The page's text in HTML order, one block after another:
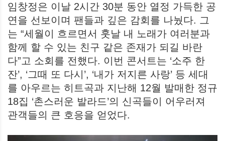
임창정은 이날 2시간 30분 동안 열정 가득한 공
연을 선보이며 팬들과 깊은 감회를 나눴다. 그
는 “세월이 흐르면서 훗날 내 노래가 여러분과
함께 할 수 있는 친구 같은 존재가 되길 바란
다”고 소회를 전했다. 이번 콘서트는 ‘소주 한
잔’, ‘그때 또 다시’, ‘내가 저지른 사랑’ 등 세대
를 아우르는 히트곡과 지난해 12월 발매한 정규
18집 ‘촌스러운 발라드’의 신곡들이 어우러져
관객들의 큰 호응을 얻었다.